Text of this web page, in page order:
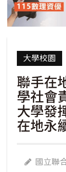
大學校園
聯手在
學社會
大學發
在地永
國立聯